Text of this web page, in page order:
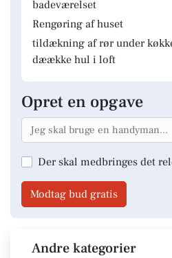
badeværelset
Rengøring af huset
tildækning af rør under
dæække hul i loft
Opret en opgave
Der skal medbringes det
Modtag bud gratis
Andre kategorier